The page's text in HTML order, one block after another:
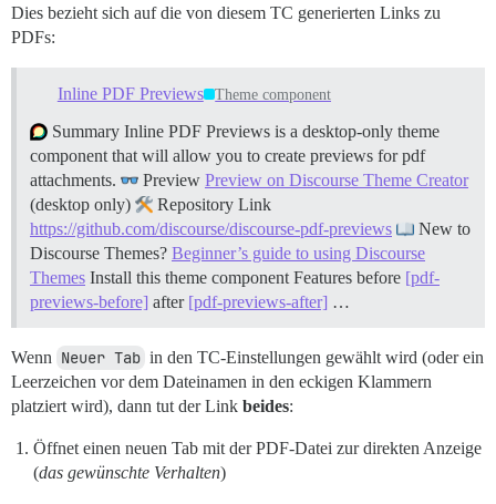
Dies bezieht sich auf die von diesem TC generierten Links zu
PDFs:
Inline PDF Previews Theme component
Summary Inline PDF Previews is a desktop-only theme
component that will allow you to create previews for pdf
attachments.
Preview Preview on Discourse Theme Creator
(desktop only)
Repository Link
https://github.com/discourse/discourse-pdf-previews
New to
Discourse Themes? Beginner’s guide to using Discourse
Themes Install this theme component Features before [pdf-
previews-before] after [pdf-previews-after] …
Wenn Neuer Tab in den TC-Einstellungen gewählt wird (oder ein
Leerzeichen vor dem Dateinamen in den eckigen Klammern
platziert wird), dann tut der Link beides:
Öffnet einen neuen Tab mit der PDF-Datei zur direkten Anzeige
(das gewünschte Verhalten)